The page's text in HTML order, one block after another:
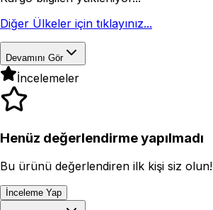
Diğer Ülkeler için tıklayınız...
Devamını Gör
İncelemeler
Henüz değerlendirme yapılmadı
Bu ürünü değerlendiren ilk kişi siz olun!
İnceleme Yap